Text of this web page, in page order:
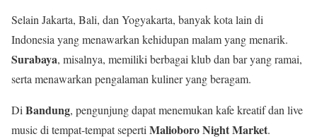
Selain Jakarta, Bali, dan Yogyakarta, banyak kota lain di
Indonesia yang menawarkan kehidupan malam yang menarik.
Surabaya, misalnya, memiliki berbagai klub dan bar yang ramai,
serta menawarkan pengalaman kuliner yang beragam.
DiBandung, pengunjung dapat menemukan kafe kreatif dan live
music di tempat-tempat sepertiMalioboro Night Market.